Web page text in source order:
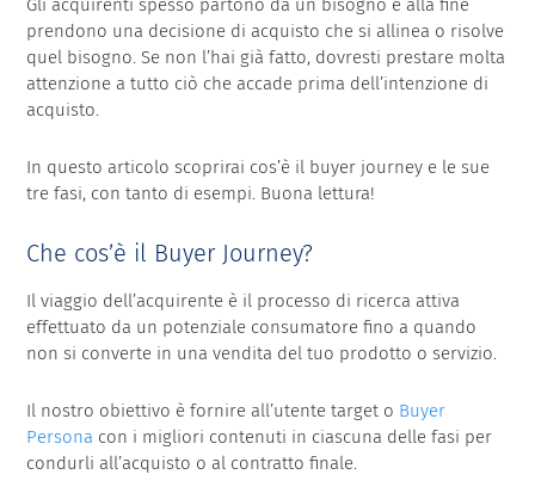
Gli acquirenti spesso partono da un bisogno e alla fine
prendono una decisione di acquisto che si allinea o risolve
quel bisogno. Se non l’hai già fatto, dovresti prestare molta
attenzione a tutto ciò che accade prima dell’intenzione di
acquisto.
In questo articolo scoprirai cos’è il buyer journey e le sue
tre fasi, con tanto di esempi. Buona lettura!
Che cos’è il Buyer Journey?
Il viaggio dell’acquirente è il processo di ricerca attiva
effettuato da un potenziale consumatore fino a quando
non si converte in una vendita del tuo prodotto o servizio.
Il nostro obiettivo è fornire all’utente target o Buyer
Persona con i migliori contenuti in ciascuna delle fasi per
condurli all’acquisto o al contratto finale.